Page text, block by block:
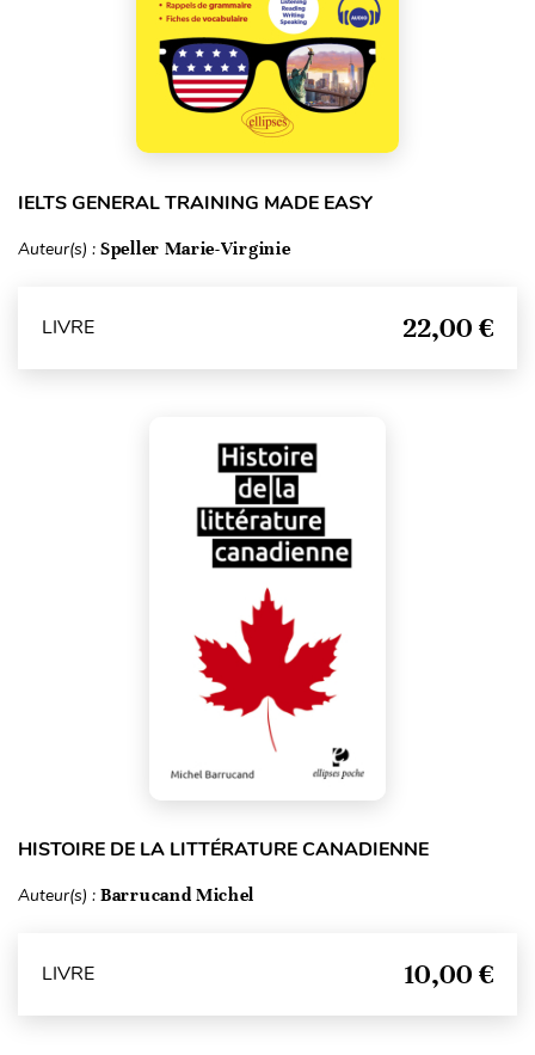
IELTS GENERAL TRAINING MADE EASY
Auteur(s) : Speller Marie-Virginie
LIVRE 22,00 €
HISTOIRE DE LA LITTÉRATURE CANADIENNE
Auteur(s) : Barrucand Michel
LIVRE 10,00 €